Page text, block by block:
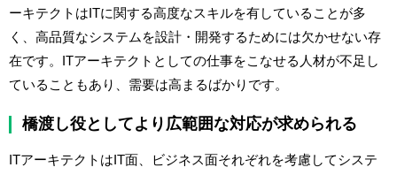
ーキテクトはITに関する高度なスキルを有していることが多
く、高品質なシステムを設計・開発するためには欠かせない存
在です。ITアーキテクトとしての仕事をこなせる人材が不足し
ていることもあり、需要は高まるばかりです。
橋渡し役としてより広範囲な対応が求められる
ITアーキテクトはIT面、ビジネス面それぞれを考慮してシステ